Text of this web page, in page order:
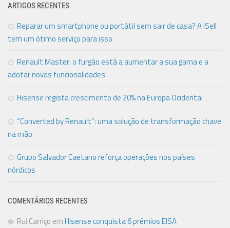
ARTIGOS RECENTES
Reparar um smartphone ou portátil sem sair de casa? A iSell
tem um ótimo serviço para isso
Renault Master: o furgão está a aumentar a sua gama e a
adotar novas funcionalidades
Hisense regista crescimento de 20% na Europa Ocidental
“Converted by Renault”: uma solução de transformação chave
na mão
Grupo Salvador Caetano reforça operações nos países
nórdicos
COMENTÁRIOS RECENTES
Rui Carriço emHisense conquista 6 prémios EISA